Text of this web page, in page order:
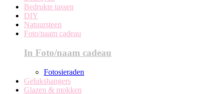
Bedrukte tassen
DIY
Natuursteen
Foto/naam cadeau
In Foto/naam cadeau
Fotosieraden
Gelukshangers
Glazen & mokken